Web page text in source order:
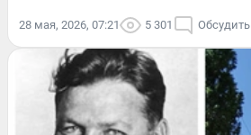
28 мая, 2026, 07:21 5 301 Обсудить